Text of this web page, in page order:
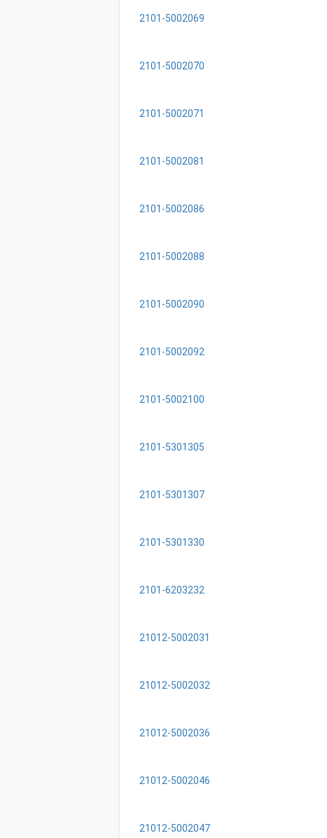
2101-5002069
2101-5002070
2101-5002071
2101-5002081
2101-5002086
2101-5002088
2101-5002090
2101-5002092
2101-5002100
2101-5301305
2101-5301307
2101-5301330
2101-6203232
21012-5002031
21012-5002032
21012-5002036
21012-5002046
21012-5002047